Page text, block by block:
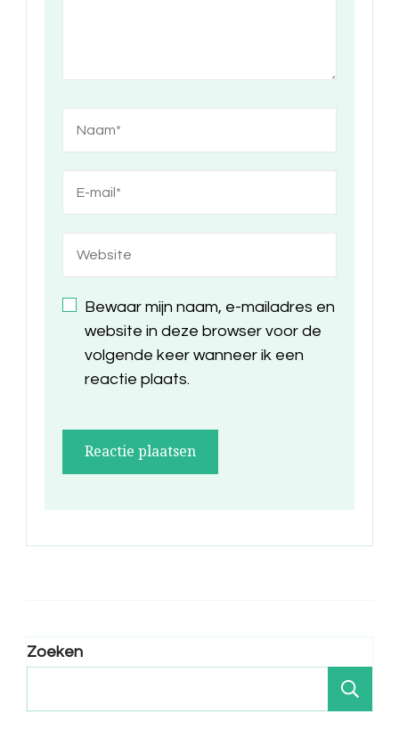
Bewaar mijn naam, e-mailadres en
website in deze browser voor de
volgende keer wanneer ik een
reactie plaats.
Zoeken